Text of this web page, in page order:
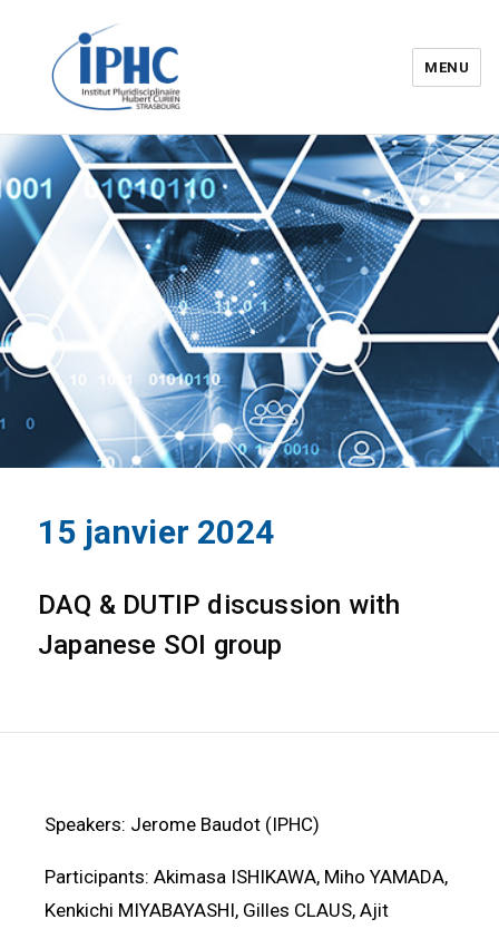
Institut pluridisciplinaire Hubert
Curien – IPHC
MENU
15 janvier 2024
DAQ & DUTIP discussion with
Japanese SOI group
Speakers: Jerome Baudot (IPHC)
Participants: Akimasa ISHIKAWA, Miho YAMADA,
Kenkichi MIYABAYASHI, Gilles CLAUS, Ajit